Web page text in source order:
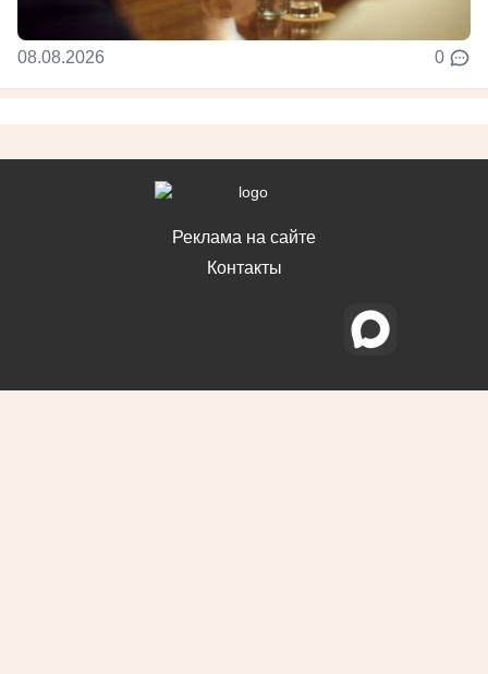
08.08.2026 0
Реклама на сайте
Контакты